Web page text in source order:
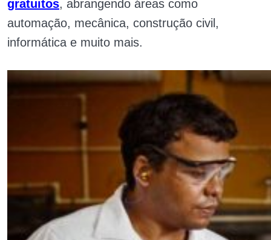
gratuitos, abrangendo áreas como
automação, mecânica, construção civil,
informática e muito mais.